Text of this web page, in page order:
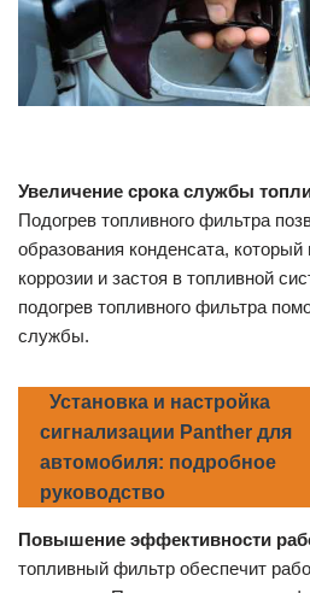
Увеличение срока службы
Подогрев топливного фильтра
образования конденсата,
коррозии и застоя в топливной
подогрев топливного фильтра
службы.
Установка и настройка
сигнализации Panther для
автомобиля: подробное
руководство
Повышение эффективности
топливный фильтр обеспечит